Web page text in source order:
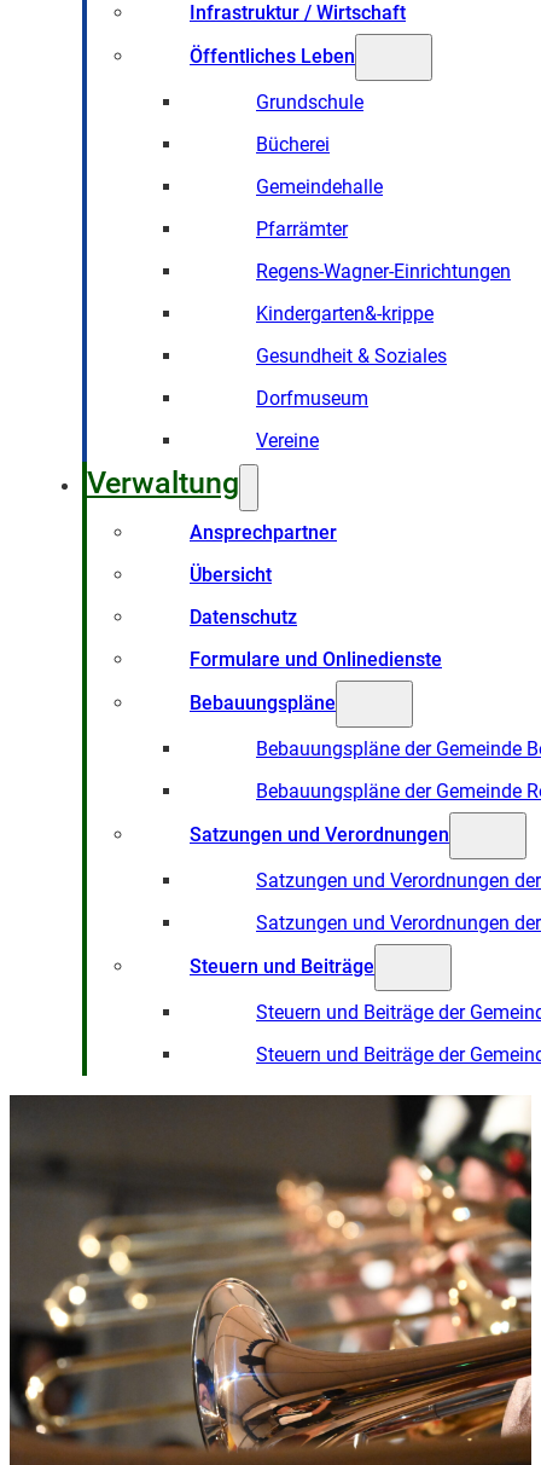
Infrastruktur / Wirtschaft
Öffentliches Leben
Grundschule
Bücherei
Gemeindehalle
Pfarrämter
Regens-Wagner-Einrichtungen
Kindergarten&-krippe
Gesundheit & Soziales
Dorfmuseum
Vereine
Verwaltung
Ansprechpartner
Übersicht
Datenschutz
Formulare und Onlinedienste
Bebauungspläne
Bebauungspläne der Gemeinde
Bebauungspläne der Gemeinde
Satzungen und Verordnungen
Satzungen und Verordnungen
Satzungen und Verordnungen
Steuern und Beiträge
Steuern und Beiträge der
Steuern und Beiträge der